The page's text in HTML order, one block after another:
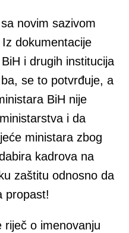
novim sazivom
dokumentacije
i drugih institucija
se to potvrđuje, a
BiH nije
i da
ministara zbog
kadrova na
zaštitu odnosno da
propast!
riječ o imenovanju